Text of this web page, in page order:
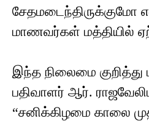
சேதமடைந்திருக்குமோ
மாணவர்கள் மத்தியில்
இந்த நிலைமை
பதிவாளர் ஆர்.
“சனிக்கிழமை காலை